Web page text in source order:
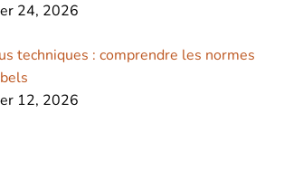
24, 2026
techniques : comprendre les normes
12, 2026